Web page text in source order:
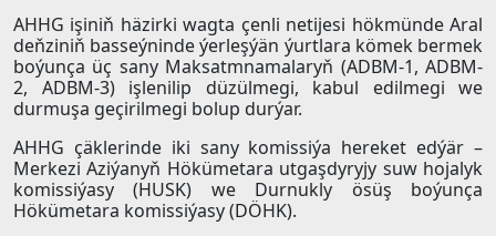
AHHG işiniň häzirki wagta çenli netijesi hökmünde Aral
deňziniň basseýninde ýerleşýän ýurtlara kömek bermek
boýunça üç sany Maksatmnamalaryň (ADBM-1, ADBM-
2, ADBM-3) işlenilip düzülmegi, kabul edilmegi we
durmuşa geçirilmegi bolup durýar.
AHHG çäklerinde iki sany komissiýa hereket edýär –
Merkezi Aziýanyň Hökümetara utgaşdyryjy suw hojalyk
komissiýasy (HUSK) we Durnukly ösüş boýunça
Hökümetara komissiýasy (DÖHK).